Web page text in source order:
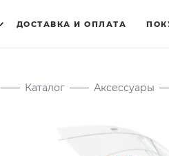
ДОСТАВКА И ОПЛАТА
—— Каталог —— Аксессуары